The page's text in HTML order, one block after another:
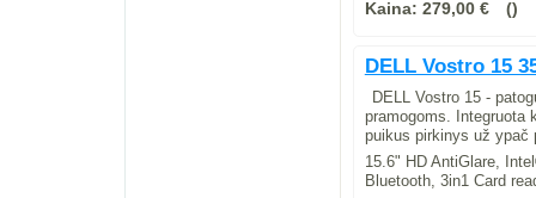
Kaina: 279,00 €
DELL Vostro 15
DELL Vostro 15 -
pramogoms. Integruota
puikus pirkinys už ypač
15.6" HD AntiGlare,
Bluetooth, 3in1 Card